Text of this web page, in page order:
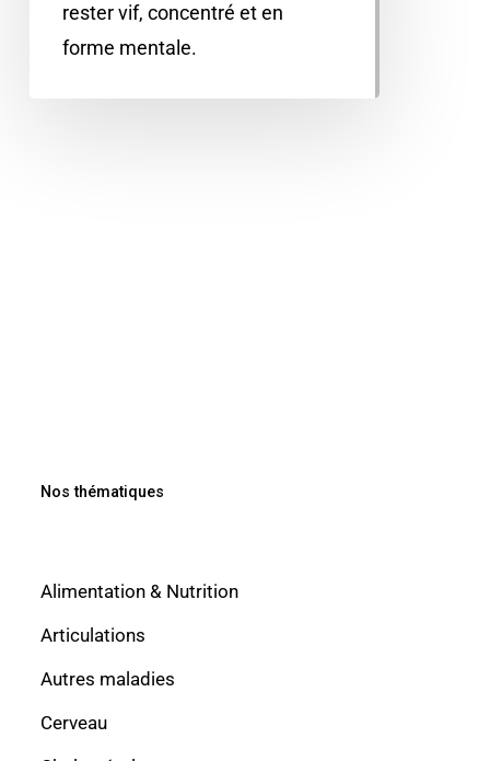
rester vif, concentré et en
forme mentale.
Nos thématiques
Alimentation & Nutrition
Articulations
Autres maladies
Cerveau